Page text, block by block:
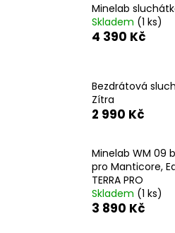
Minelab
Skladem (1 ks)
4 390 Kč
Bezdrátová
Zítra
2 990 Kč
Minelab WM 09
pro Manticore,
TERRA PRO
Skladem (1 ks)
3 890 Kč